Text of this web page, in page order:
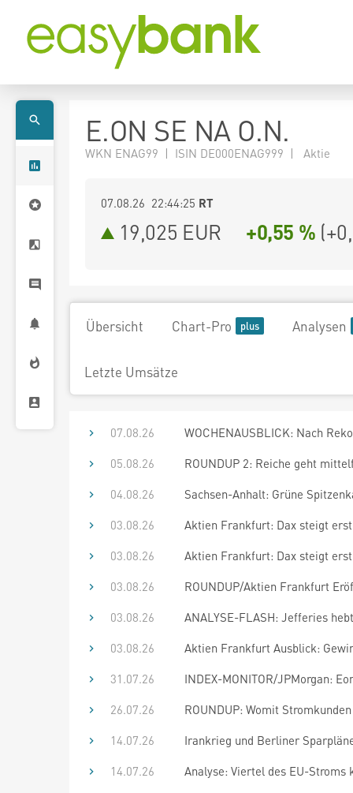
E.ON SE NA O.N.
WKN ENAG99 | ISIN DE000ENAG999 | Aktie
07.08.26 22:44:25 RT
19,025 EUR +0,55 % (
Übersicht Chart-Pro Analysen
Letzte Umsätze
07.08.26
WOCHENAUSBLICK: Nach
05.08.26
ROUNDUP 2: Reiche geht
04.08.26
Sachsen-Anhalt: Grüne
03.08.26
Aktien Frankfurt: Dax steigt
03.08.26
Aktien Frankfurt: Dax steigt
03.08.26
ROUNDUP/Aktien Frankfurt
03.08.26
ANALYSE-FLASH: Jefferies
03.08.26
Aktien Frankfurt Ausblick:
31.07.26
INDEX-MONITOR/JPMorgan:
26.07.26
ROUNDUP: Womit
14.07.26
Irankrieg und Berliner
14.07.26
Analyse: Viertel des EU-